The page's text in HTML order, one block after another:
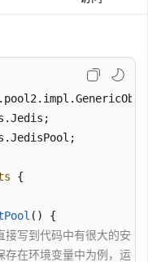
. pool2 . impl .
.Jedis
.JedisPool ;
{
( ) {
写到代码中有很大的安全风
环境变量中为例，运行本示